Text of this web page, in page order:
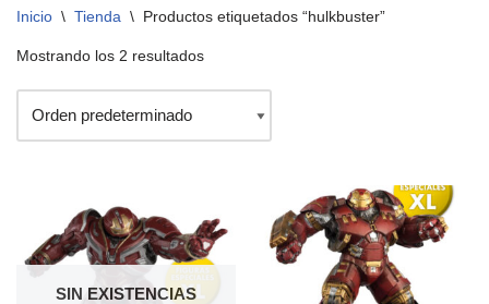
Inicio \ Tienda \ Productos etiquetados “hulkbuster”
Mostrando los 2 resultados
SIN EXISTENCIAS